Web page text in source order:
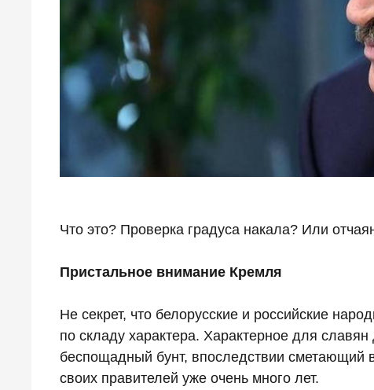
Что это? Проверка градуса накала? Или
Пристальное внимание Кремля
Не секрет, что белорусские и российские
по складу характера. Характерное для
беспощадный бунт, впоследствии сметающий
своих правителей уже очень много лет.